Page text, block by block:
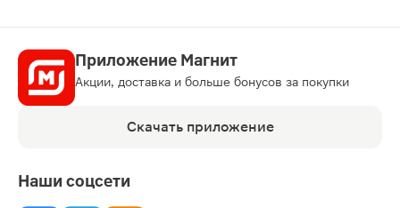
Приложение Магнит
Акции, доставка и больше бонусов за покупки
Скачать приложение
Наши соцсети